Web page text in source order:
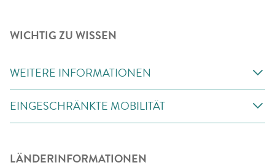
WICHTIG ZU WISSEN
WEITERE INFORMATIONEN
EINGESCHRÄNKTE MOBILITÄT
LÄNDERINFORMATIONEN